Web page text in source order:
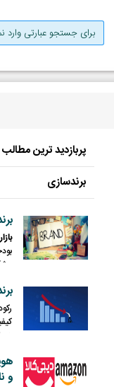
پربازدید ترین مطالب
برندسازی
و